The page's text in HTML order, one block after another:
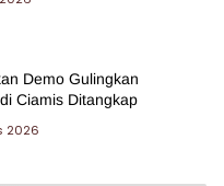
Demo Gulingkan
Ciamis Ditangkap
2026